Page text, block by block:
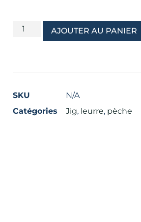
AJOUTER AU PANIER
SKU
N/A
Catégories
Jig, leurre, pèche